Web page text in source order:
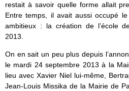
restait à savoir quelle forme allait
Entre temps, il avait aussi occupé
ambitieux : la création de l’école
2013.
On en sait un peu plus depuis
le mardi 24 septembre 2013 à la
lieu avec Xavier Niel lui-même,
Jean-Louis Missika de la Mairie de